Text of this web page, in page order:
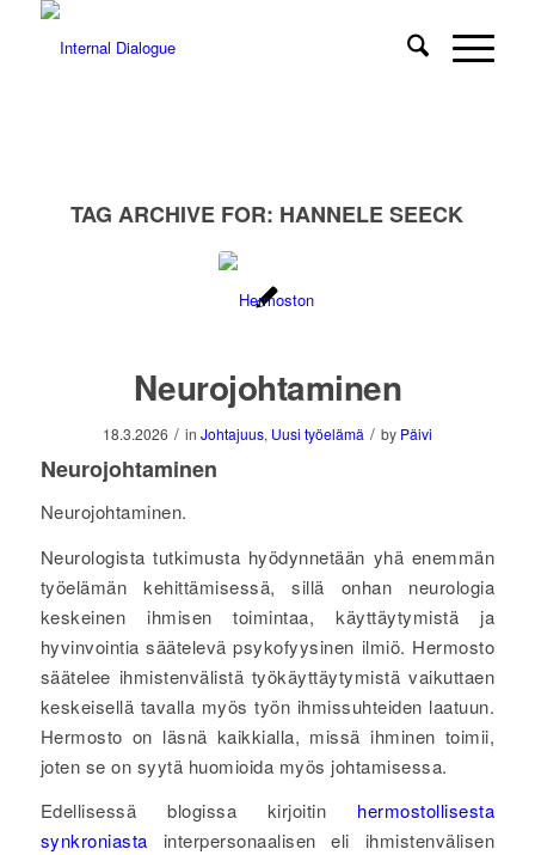
TAG ARCHIVE FOR: HANNELE SEECK
Neurojohtaminen
18.3.2026 / in Johtajuus, Uusi työelämä / by Päivi
Neurojohtaminen
Neurojohtaminen.
Neurologista tutkimusta hyödynnetään yhä enemmän
työelämän kehittämisessä, sillä onhan neurologia
keskeinen ihmisen toimintaa, käyttäytymistä ja
hyvinvointia säätelevä psykofyysinen ilmiö. Hermosto
säätelee ihmistenvälistä työkäyttäytymistä vaikuttaen
keskeisellä tavalla myös työn ihmissuhteiden laatuun.
Hermosto on läsnä kaikkialla, missä ihminen toimii,
joten se on syytä huomioida myös johtamisessa.
Edellisessä blogissa kirjoitin hermostollisesta
synkroniasta interpersonaalisen eli ihmistenvälisen